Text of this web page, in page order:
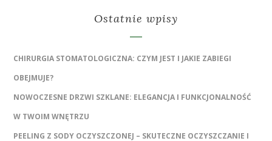
Ostatnie wpisy
CHIRURGIA STOMATOLOGICZNA: CZYM JEST I JAKIE ZABIEGI
OBEJMUJE?
NOWOCZESNE DRZWI SZKLANE: ELEGANCJA I FUNKCJONALNOŚĆ
W TWOIM WNĘTRZU
PEELING Z SODY OCZYSZCZONEJ – SKUTECZNE OCZYSZCZANIE I